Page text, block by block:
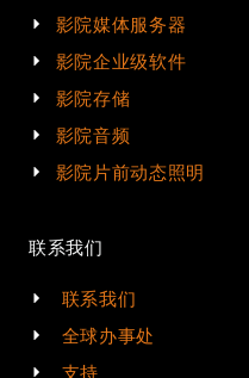
影院媒体服务器
影院企业级软件
影院存储
影院音频
影院片前动态照明
联系我们
联系我们
全球办事处
支持